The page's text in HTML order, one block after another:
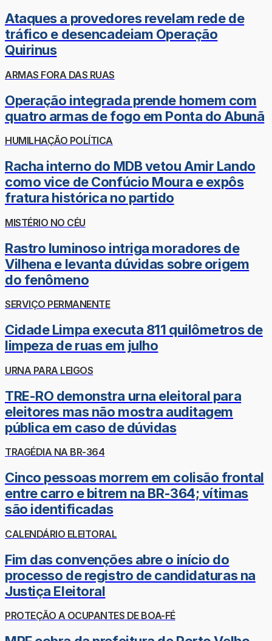
Ataques a provedores revelam rede de
tráfico e desencadeiam Operação
Quirinus
ARMAS FORA DAS RUAS
Operação integrada prende homem com
quatro armas de fogo em Ponta do Abunã
HUMILHAÇÃO POLÍTICA
Racha interno do MDB vetou Amir Lando
como vice de Confúcio Moura e expôs
fratura histórica no partido
MISTÉRIO NO CÉU
Rastro luminoso intriga moradores de
Vilhena e levanta dúvidas sobre origem
do fenômeno
SERVIÇO PERMANENTE
Cidade Limpa executa 811 quilômetros de
limpeza de ruas em julho
URNA PARA LEIGOS
TRE-RO demonstra urna eleitoral para
eleitores mas não mostra auditagem
pública em caso de dúvidas
TRAGÉDIA NA BR-364
Cinco pessoas morrem em colisão frontal
entre carro e bitrem na BR-364; vítimas
são identificadas
CALENDÁRIO ELEITORAL
Fim das convenções abre o início do
processo de registro de candidaturas na
Justiça Eleitoral
PROTEÇÃO A OCUPANTES DE BOA-FÉ